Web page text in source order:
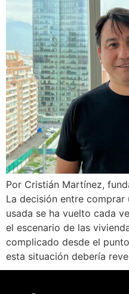
Por Cristián Martínez,
La decisión entre comprar
usada se ha vuelto cada
el escenario de las
complicado desde el
esta situación debería